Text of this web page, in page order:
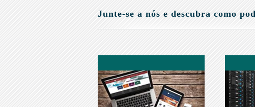
Junte-se a nós e descubra como